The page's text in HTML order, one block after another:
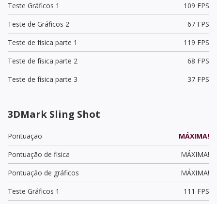
Teste Gráficos 1
109 FPS
Teste de Gráficos 2
67 FPS
Teste de física parte 1
119 FPS
Teste de física parte 2
68 FPS
Teste de física parte 3
37 FPS
3DMark Sling Shot
Pontuação
MÁXIMA!
Pontuação de fisica
MÁXIMA!
Pontuação de gráficos
MÁXIMA!
Teste Gráficos 1
111 FPS